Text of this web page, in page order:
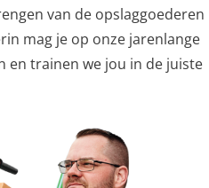
van de opslaggoederen
mag je op onze jarenlange
en trainen we jou in de juiste